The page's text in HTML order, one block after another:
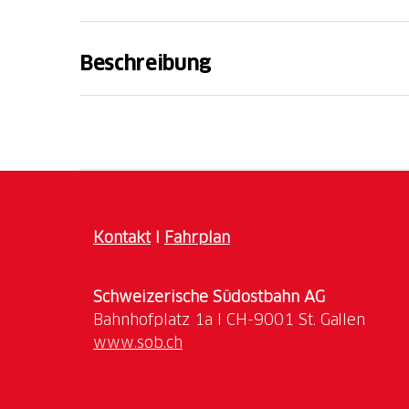
Beschreibung
Papageien.
KontaktI Fahrplan
Schweizerische Südostbahn AG
www.sob.ch